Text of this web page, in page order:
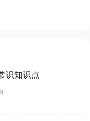
识知识点